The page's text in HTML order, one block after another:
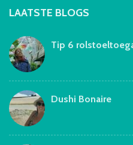
LAATSTE BLOGS
Tip 6
Dushi Bonaire